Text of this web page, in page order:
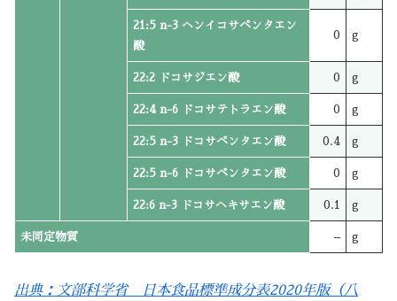
21:5 n-3 ヘンイコサペンタエン
酸
0 g
22:2 ドコサジエン酸 0 g
22:4 n-6 ドコサテトラエン酸 0 g
22:5 n-3 ドコサペンタエン酸 0.4 g
22:5 n-6 ドコサペンタエン酸 0 g
22:6 n-3 ドコサヘキサエン酸 0.1 g
未同定物質 – g
出典：文部科学省 日本食品標準成分表2020年版（八